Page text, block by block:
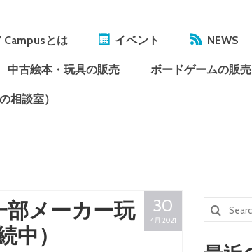
Campusとは イベント NEWS
中古絵本・玩具の販売 ボードゲームの販売
相談室）
30
4月 2021
メーカー玩
）
Search
for: